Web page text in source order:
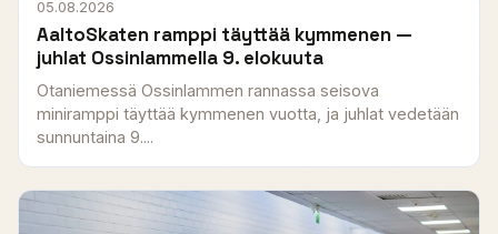
05.08.2026
AaltoSkaten ramppi täyttää kymmenen —
juhlat Ossinlammella 9. elokuuta
Otaniemessä Ossinlammen rannassa seisova
miniramppi täyttää kymmenen vuotta, ja juhlat vedetään
sunnuntaina 9....